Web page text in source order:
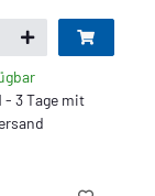
- 3 Tage mit